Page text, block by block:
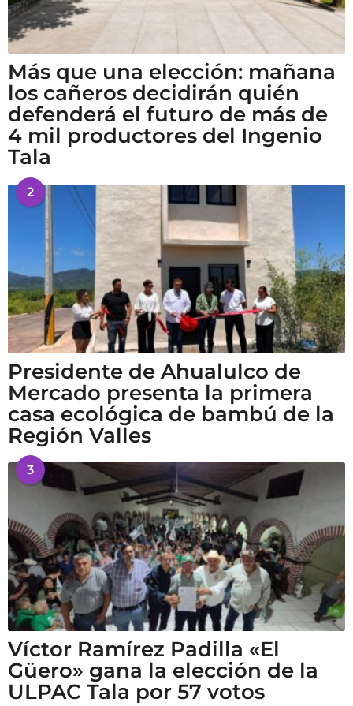
Más que una elección: mañana
los cañeros decidirán quién
defenderá el futuro de más de
4 mil productores del Ingenio
Tala
2
Presidente de Ahualulco de
Mercado presenta la primera
casa ecológica de bambú de la
Región Valles
3
Víctor Ramírez Padilla «El
Güero» gana la elección de la
ULPAC Tala por 57 votos